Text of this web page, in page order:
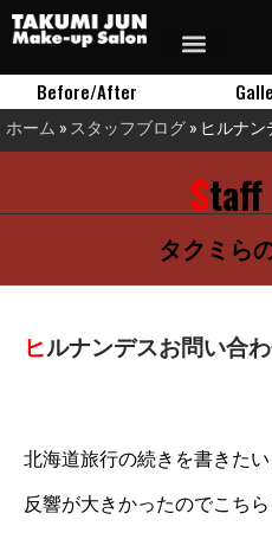
Before/After
ホーム » スタッフブログ » ヒルナン
タクミら
ヒルナンデスお問い合
北海道旅行の続きを書きた
反響が大きかったのでこち